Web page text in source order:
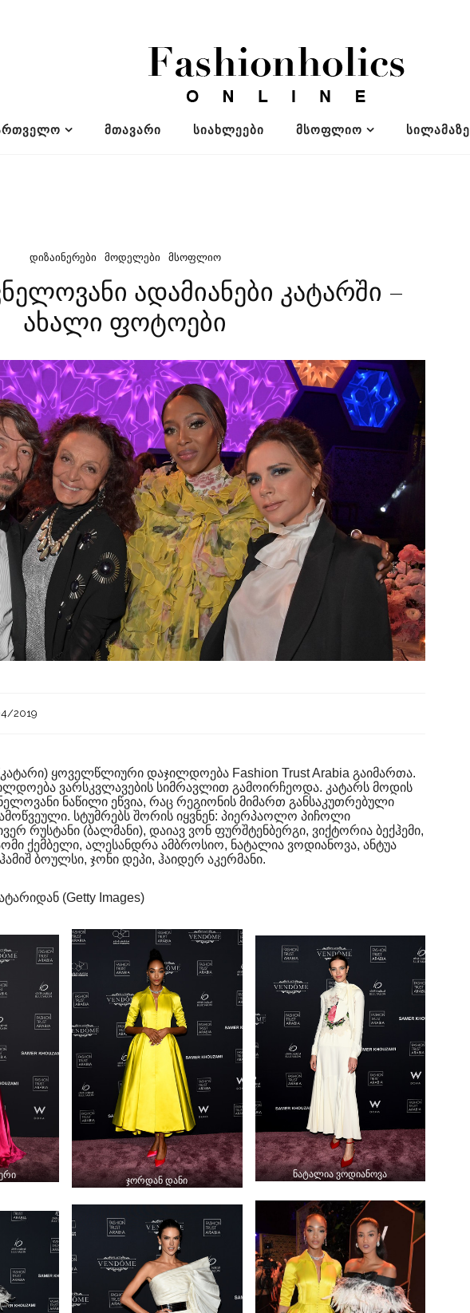
ᲛᲗᲐᲕᲐᲠᲘ ᲡᲘᲐᲮᲚᲔᲔᲑᲘ ᲛᲡᲝᲤᲚᲘᲝ ᲡᲘᲚᲐᲛᲐᲖᲔ
ᲓᲘᲖᲐᲘᲜᲔᲠᲔᲑᲘ ᲛᲝᲓᲔᲚᲔᲑᲘ ᲛᲡᲝᲤᲚᲘᲝ
ადამიანები კატარში –
ახალი ფოტოები
2019
ყოველწლიური დაჯილდოება Fashion Trust Arabia გაიმართა.
ვარსკვლავების სიმრავლით გამოირჩეოდა. კატარს მოდის
ნაწილი ეწვია, რაც რეგიონის მიმართ განსაკუთრებული
სტუმრებს შორის იყვნენ: პიერპაოლო პიჩოლი
რუსტანი (ბალმანი), დაიავ ვონ ფურშტენბერგი, ვიქტორია ბექჰემი,
ქემბელი, ალესანდრა ამბროსიო, ნატალია ვოდიანოვა, ანტუა
ბოულსი, ჯონი დეპი, ჰაიდერ აკერმანი.
(Getty Images)
ჯორდან დანი
ნატალია ვოდიანოვა